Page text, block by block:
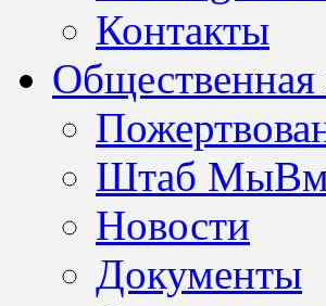
Контакты
Штаб
Новости
Документы